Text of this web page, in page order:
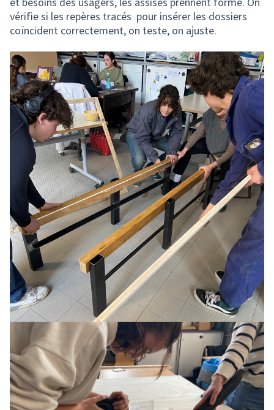
vérifie si les repères tracés pour insérer les dossiers
coïncident correctement, on teste, on ajuste.